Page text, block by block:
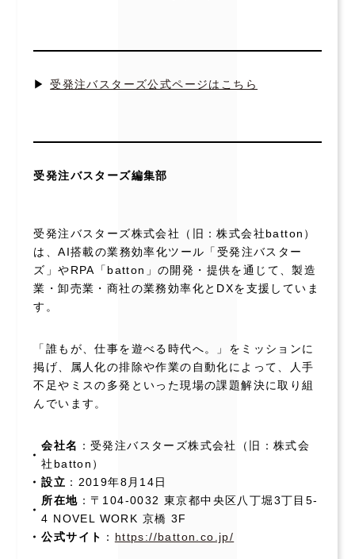
▶︎受発注バスターズ公式ページはこちら
受発注バスターズ編集部
受発注バスターズ株式会社（旧：株式会社batton）
は、AI搭載の業務効率化ツール「受発注バスター
ズ」やRPA「batton」の開発・提供を通じて、製造
業・卸売業・商社の業務効率化とDXを支援していま
す。
「誰もが、仕事を遊べる時代へ。」をミッションに
掲げ、属人化の排除や作業の自動化によって、人手
不足やミスの多発といった現場の課題解決に取り組
んでいます。
会社名 ：受発注バスターズ株式会社（旧：株式会
社batton）
設立 ：2019年8月14日
所在地 ：〒104-0032 東京都中央区八丁堀3丁目5-
4 NOVEL WORK 京橋 3F
公式サイト ： https://batton.co.jp/